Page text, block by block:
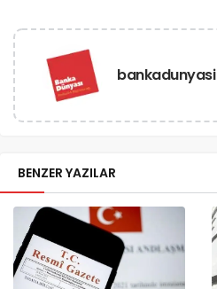
bankadunyasi
BENZER YAZILAR